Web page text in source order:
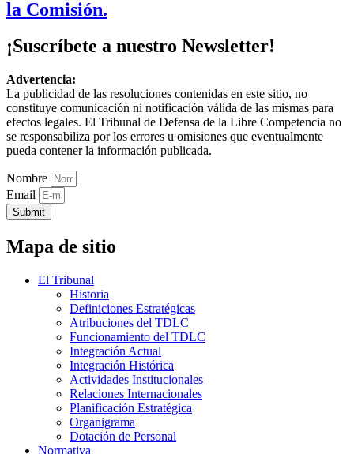
la Comisión.
¡Suscríbete a nuestro Newsletter!
Advertencia:
La publicidad de las resoluciones contenidas en este sitio, no
constituye comunicación ni notificación válida de las mismas para
efectos legales. El Tribunal de Defensa de la Libre Competencia no
se responsabiliza por los errores u omisiones que eventualmente
pueda contener la información publicada.
Nombre
Email
Submit
Mapa de sitio
El Tribunal
Historia
Definiciones Estratégicas
Atribuciones del TDLC
Funcionamiento del TDLC
Integración Actual
Integración Histórica
Actividades Institucionales
Relaciones Internacionales
Planificación Estratégica
Organigrama
Dotación de Personal
Normativa